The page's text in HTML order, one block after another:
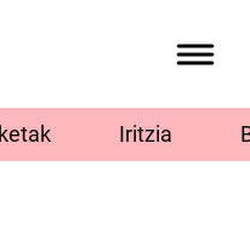
Iritzia